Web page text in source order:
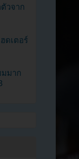
วจาก
ดเตอร์
มาก